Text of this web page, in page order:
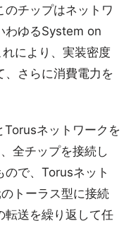
のチップはネットワ
わゆるSystem on
により、実装密度
、さらに消費電力を
ネットワークを
全チップを接続し
ので、Torusネット
トーラス型に接続
転送を繰り返して任